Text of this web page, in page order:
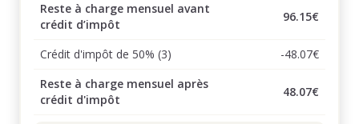
Reste à charge mensuel avant
crédit d’impôt
96.15€
Crédit d'impôt de 50% (3)
-48.07€
Reste à charge mensuel après
crédit d'impôt
48.07€